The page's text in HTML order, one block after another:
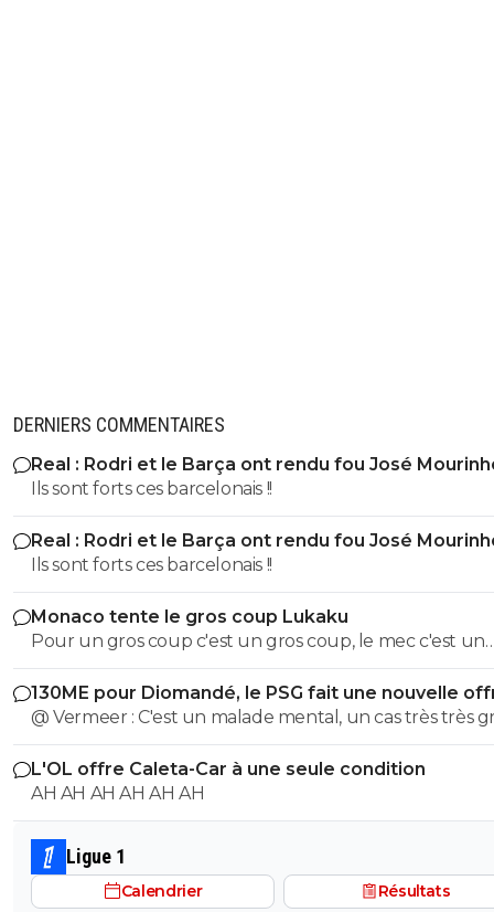
DERNIERS COMMENTAIRES
Real : Rodri et le Barça ont rendu fou José
Ils sont forts ces barcelonais !!
Real : Rodri et le Barça ont rendu fou José
Ils sont forts ces barcelonais !!
Monaco tente le gros coup Lukaku
Pour un gros coup c'est un gros coup, le mec c'est un
Sumotori !
130ME pour Diomandé, le PSG fait une nouvelle
@ Vermeer : C'est un malade mental, un cas très très
Beaucoup plus grave que l'autre porc sur maxi.
L'OL offre Caleta-Car à une seule condition
AH AH AH AH AH AH
Ligue 1
Calendrier Résultats